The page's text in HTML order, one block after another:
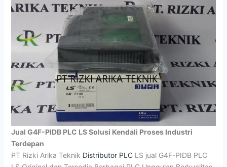
Jual G4F-PIDB PLC LS Solusi Kendali Proses Industri
Terdepan
PT Rizki Arika Teknik Distributor PLCLS jual G4F-PIDB PLC